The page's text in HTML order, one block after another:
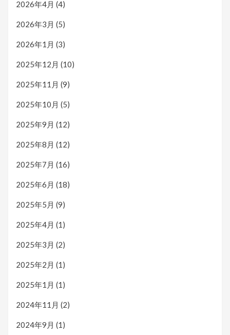
2026年4月 (4)
2026年3月 (5)
2026年1月 (3)
2025年12月 (10)
2025年11月 (9)
2025年10月 (5)
2025年9月 (12)
2025年8月 (12)
2025年7月 (16)
2025年6月 (18)
2025年5月 (9)
2025年4月 (1)
2025年3月 (2)
2025年2月 (1)
2025年1月 (1)
2024年11月 (2)
2024年9月 (1)